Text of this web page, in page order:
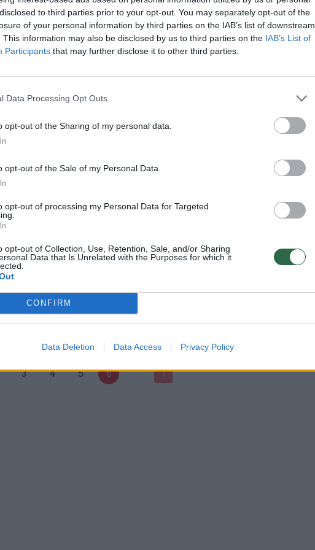
to third parties prior to your opt-out. You may separately opt-out of the
of your personal information by third parties on the IAB’s list of downstream
This information may also be disclosed by us to third parties on the IAB’s List of
Participants that may further disclose it to other third parties.
Data Processing Opt Outs
opt-out of the Sharing of my personal data.
opt-out of the Sale of my Personal Data.
opt-out of processing my Personal Data for Targeted
opt-out of Collection, Use, Retention, Sale, and/or Sharing
Data that Is Unrelated with the Purposes for which it
CONFIRM
Data Deletion Data Access Privacy Policy
Augintinis Augintinis
užfiksavo keistą
Įžūlumo viršūnė: dvi katės ir jogurto
japonas nufilmavo tai, ką
katinas
Iš katės nasrų ištrūkęs burundukas
video: lojantis suomis
šunis
Iš lovos keltis šuo atsisakė
3 4 5 6 ›